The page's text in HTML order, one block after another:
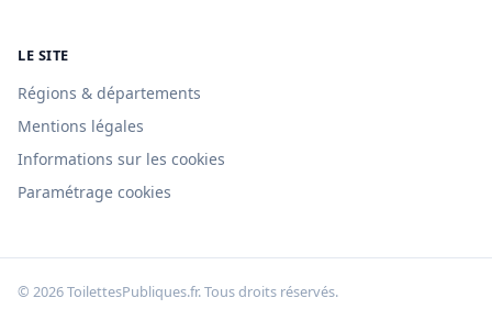
LE SITE
Régions & départements
Mentions légales
Informations sur les cookies
Paramétrage cookies
© 2026 ToilettesPubliques.fr. Tous droits réservés.